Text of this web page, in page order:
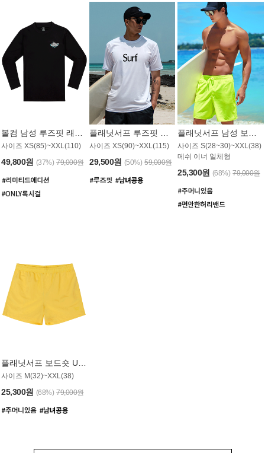
사이즈 XS(85)~XXL(110)
49,800원 (37%) 79,000원
사이즈 XS(90)~XXL(115)
29,500원 (50%) 59,000원
사이즈 S(28~30)~XXL(38)
메쉬 이너 일체형
25,300원 (68%) 79,000원
플래닛서프 보드숏 UMB008YPS
사이즈 M(32)~XXL(38)
25,300원 (68%) 79,000원